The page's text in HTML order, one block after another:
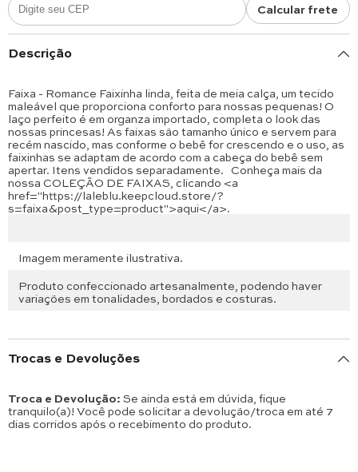
Calcular frete
Descrição
Faixa - Romance Faixinha linda, feita de meia calça, um tecido
maleável que proporciona conforto para nossas pequenas! O
laço perfeito é em organza importado, completa o look das
nossas princesas! As faixas são tamanho único e servem para
recém nascido, mas conforme o bebê for crescendo e o uso, as
faixinhas se adaptam de acordo com a cabeça do bebê sem
apertar. Itens vendidos separadamente. Conheça mais da
nossa COLEÇÃO DE FAIXAS, clicando <a
href="https://laleblu.keepcloud.store/?
s=faixa&post_type=product">aqui</a>.
Imagem meramente ilustrativa.
Produto confeccionado artesanalmente, podendo haver
variações em tonalidades, bordados e costuras.
Trocas e Devoluções
Troca e Devolução: Se ainda está em dúvida, fique
tranquilo(a)! Você pode solicitar a devolução/troca em até 7
dias corridos após o recebimento do produto.